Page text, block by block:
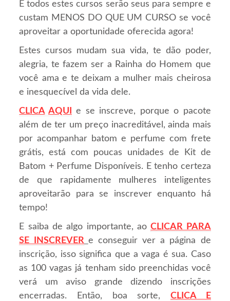
E todos estes cursos serão seus para sempre e
custam MENOS DO QUE UM CURSO se você
aproveitar a oportunidade oferecida agora!
Estes cursos mudam sua vida, te dão poder,
alegria, te fazem ser a Rainha do Homem que
você ama e te deixam a mulher mais cheirosa
e inesquecível da vida dele.
CLICA AQUI
e se inscreve, porque o pacote
além de ter um preço inacreditável, ainda mais
por acompanhar batom e perfume com frete
grátis, está com poucas unidades de Kit de
Batom + Perfume Disponíveis. E tenho certeza
de que rapidamente mulheres inteligentes
aproveitarão para se inscrever enquanto há
tempo!
E saiba de algo importante, aoCLICAR PARA
SE INSCREVER e conseguir ver a página de
inscrição, isso significa que a vaga é sua. Caso
as 100 vagas já tenham sido preenchidas você
verá um aviso grande dizendo inscrições
encerradas. Então, boa sorte, CLICA E